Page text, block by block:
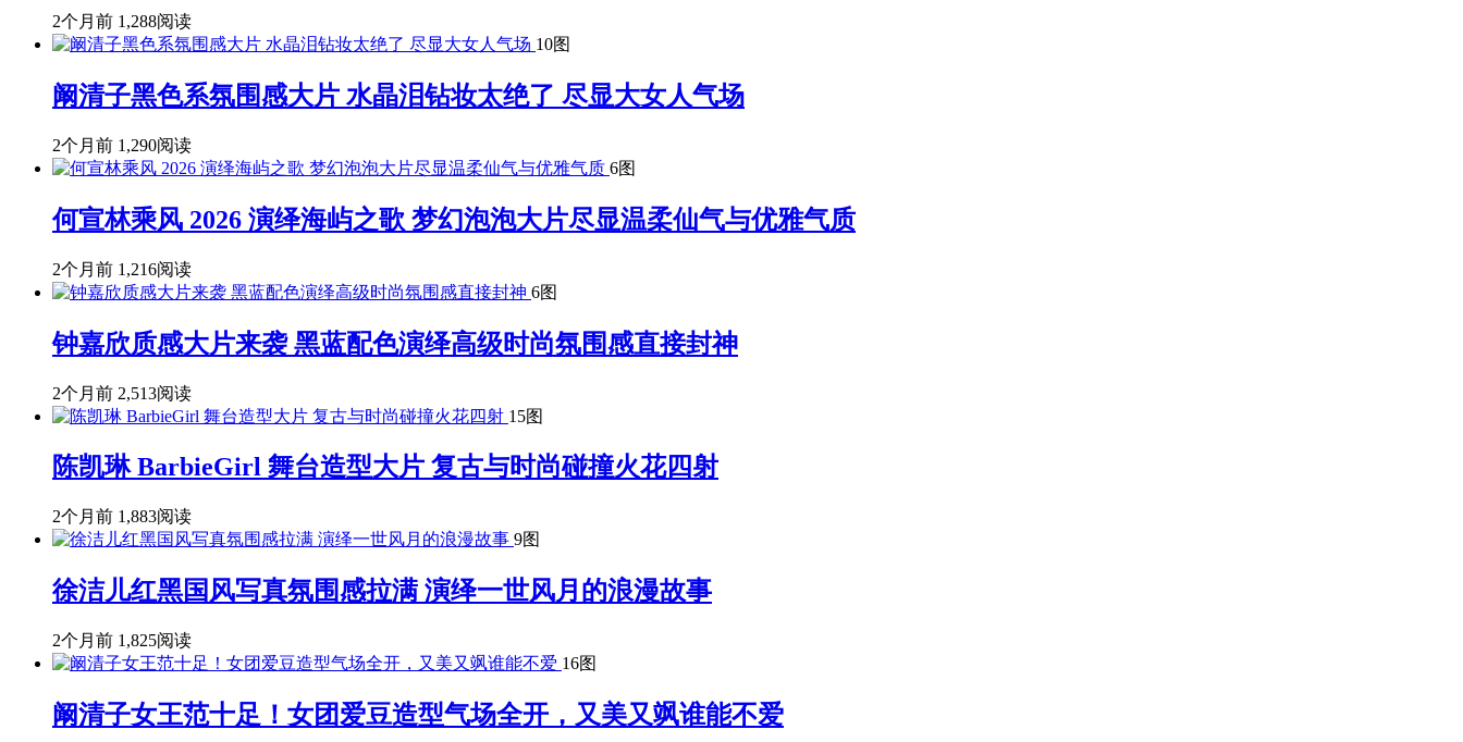
2个月前 1,288阅读
10图
阚清子黑色系氛围感大片 水晶泪钻妆太绝了 尽显大女人气场
2个月前 1,290阅读
6图
何宣林乘风 2026 演绎海屿之歌 梦幻泡泡大片尽显温柔仙气与优雅气质
2个月前 1,216阅读
6图
钟嘉欣质感大片来袭 黑蓝配色演绎高级时尚氛围感直接封神
2个月前 2,513阅读
15图
陈凯琳 BarbieGirl 舞台造型大片 复古与时尚碰撞火花四射
2个月前 1,883阅读
9图
徐洁儿红黑国风写真氛围感拉满 演绎一世风月的浪漫故事
2个月前 1,825阅读
16图
阚清子女王范十足！女团爱豆造型气场全开，又美又飒谁能不爱